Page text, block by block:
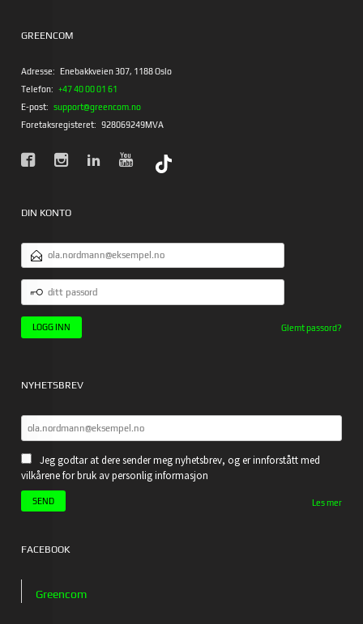
GREENCOM
Adresse:
Enebakkveien 307, 1188 Oslo
Telefon: +47 40 00 01 61
E-post: support@greencom.no
Foretaksregisteret: 928069249MVA
DIN KONTO
E-
POSTADRESSE
PASSORD
Glemt passord?
NYHETSBREV
Jeg godtar at dere sender meg nyhetsbrev, og er innforstått med
vilkårene for bruk av personlig informasjon
Les mer
FACEBOOK
Greencom